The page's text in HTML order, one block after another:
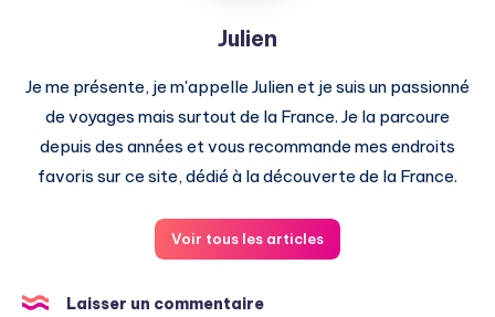
Julien
Je me présente, je m'appelle Julien et je suis un passionné
de voyages mais surtout de la France. Je la parcoure
depuis des années et vous recommande mes endroits
favoris sur ce site, dédié à la découverte de la France.
Voir tous les articles
Laisser un commentaire